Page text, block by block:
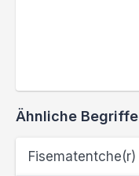
Ähnliche Begriffe
Fisematentche(r)